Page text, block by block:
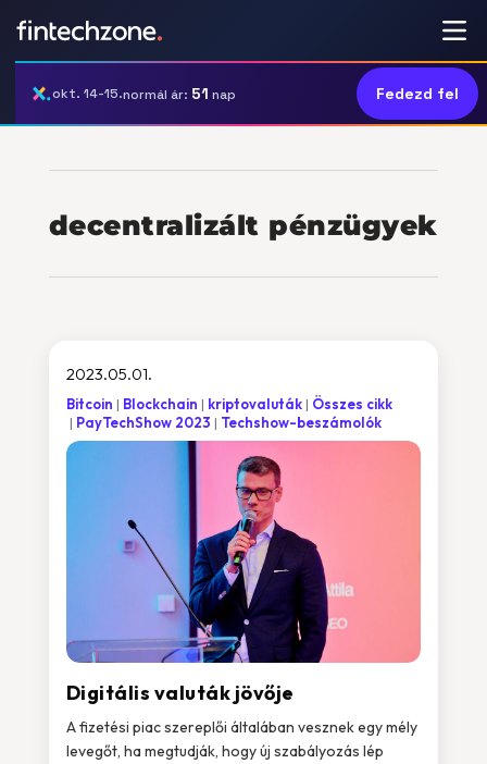
okt. 14-15.normál ár: 51 nap Fedezd fel
decentralizált pénzügyek
Digitális valuták jövője
2023.05.01.
Bitcoin Blockchain kriptovaluták
Összes cikk
PayTechShow 2023
Techshow-beszámolók
A fizetési piac szereplői általában vesznek egy mély
levegőt, ha megtudják, hogy új szabályozás lép